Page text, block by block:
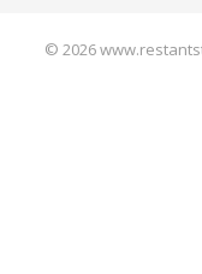
© 2026